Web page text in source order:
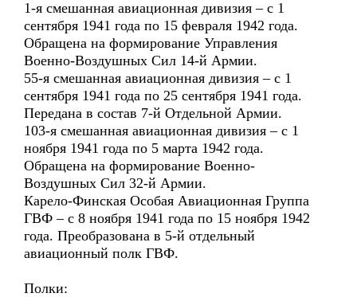
1-я смешанная авиационная дивизия – с 1
сентября 1941 года по 15 февраля 1942 года.
Обращена на формирование Управления
Военно-Воздушных Сил 14-й Армии.
55-я смешанная авиационная дивизия – с 1
сентября 1941 года по 25 сентября 1941 года.
Передана в состав 7-й Отдельной Армии.
103-я смешанная авиационная дивизия – с 1
ноября 1941 года по 5 марта 1942 года.
Обращена на формирование Военно-
Воздушных Сил 32-й Армии.
Карело-Финская Особая Авиационная Группа
ГВФ – с 8 ноября 1941 года по 15 ноября 1942
года. Преобразована в 5-й отдельный
авиационный полк ГВФ.
Полки: